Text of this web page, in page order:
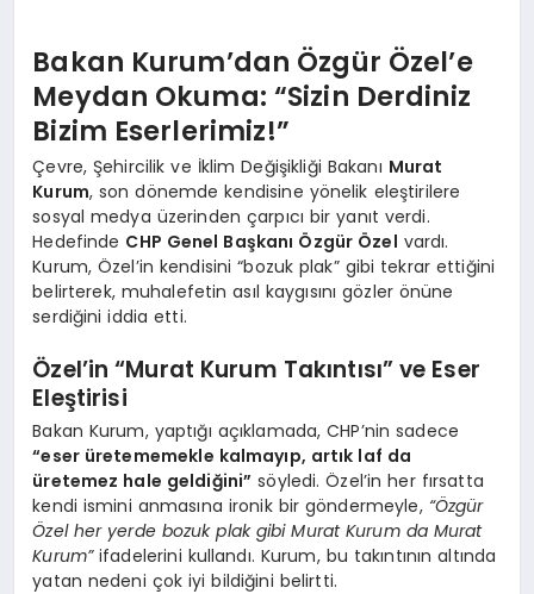
Bakan Kurum’dan Özgür Özel’e
Meydan Okuma: “Sizin Derdiniz
Bizim Eserlerimiz!”
Çevre, Şehircilik ve İklim Değişikliği Bakanı Murat
Kurum, son dönemde kendisine yönelik eleştirilere
sosyal medya üzerinden çarpıcı bir yanıt verdi.
Hedefinde CHP Genel Başkanı Özgür Özel vardı.
Kurum, Özel’in kendisini “bozuk plak” gibi tekrar ettiğini
belirterek, muhalefetin asıl kaygısını gözler önüne
serdiğini iddia etti.
Özel’in “Murat Kurum Takıntısı” ve Eser
Eleştirisi
Bakan Kurum, yaptığı açıklamada, CHP’nin sadece
“eser üretememekle kalmayıp, artık laf da
üretemez hale geldiğini” söyledi. Özel’in her fırsatta
kendi ismini anmasına ironik bir göndermeyle, “Özgür
Özel her yerde bozuk plak gibi Murat Kurum da Murat
Kurum”ifadelerini kullandı. Kurum, bu takıntının altında
yatan nedeni çok iyi bildiğini belirtti.